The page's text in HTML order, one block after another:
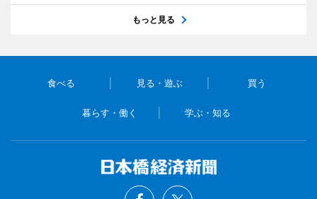
もっと見る
食べる 見る・遊ぶ 買う
暮らす・働く 学ぶ・知る